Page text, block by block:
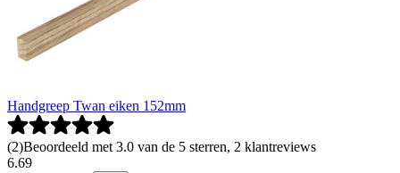
Handgreep Twan eiken 152mm
(2)Beoordeeld met 3.0 van de 5 sterren, 2 klantreviews
6.69